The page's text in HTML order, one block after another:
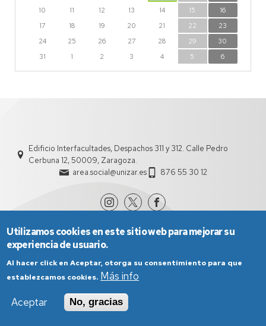
10
11 12 13 14 15
16
17
18 19 20 21 22
23
24
25 26 27 28 29
30
31
1 2 3 4 5 6
Edificio Interfacultades, Despachos 311 y 312. Calle Pedro
Cerbuna 12, 50009, Zaragoza.
area.social@unizar.es
876 55 30 12
Aviso Legal
Condiciones generales de uso
Política de Privacidad
Utilizamos cookies en este sitio web para mejorar su
experiencia de usuario.
Al hacer click en Aceptar, otorga su consentimiento para que
establezcamos cookies. Más info
Aceptar
No, gracias